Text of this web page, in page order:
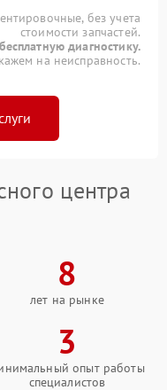
без учета
стоимости запчастей.
диагностику.
на неисправность.
центра
8
лет на рынке
3
опыт работы
специалистов